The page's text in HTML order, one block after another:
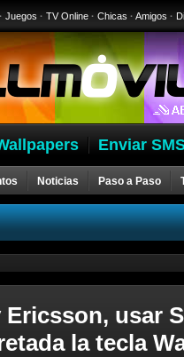
· Juegos · TV Online · Chicas · Amigos ·
Enviar
Noticias Paso a Paso
usar
la tecla